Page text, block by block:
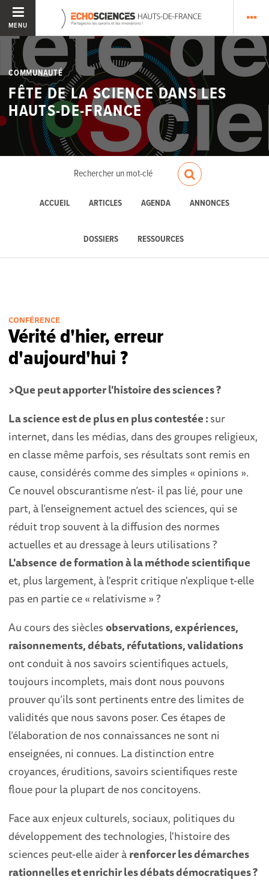
MENU
COMMUNAUTÉ
FÊTE DE LA SCIENCE DANS LES
HAUTS-DE-FRANCE
ACCUEIL ARTICLES AGENDA ANNONCES
DOSSIERS RESSOURCES
CONFÉRENCE
Vérité d'hier, erreur
d'aujourd'hui ?
>Que peut apporter l'histoire des sciences ?
Lascience est de plus en plus contestée :sur
internet, dans les médias, dans des groupes religieux,
en classe même parfois, ses résultats sont remis en
cause, considérés comme des simples « opinions ».
Ce nouvel obscurantisme n’est- il pas lié, pour une
part, à l’enseignement actuel des sciences, qui se
réduit trop souvent à la diffusion des normes
actuelles et au dressage à leurs utilisations ?
L'absencede formation à la méthode scientifique
et, plus largement, à l'esprit critique n'explique t-elle
pas en partie ce « relativisme » ?
Au cours des sièclesobservations, expériences,
raisonnements, débats, réfutations, validations
ont conduit à nos savoirs scientifiques actuels,
toujours incomplets, mais dont nous pouvons
prouver qu’ils sont pertinents entre des limites de
validités que nous savons poser. Ces étapes de
l’élaboration de nos connaissances ne sont ni
enseignées, ni connues. La distinction entre
croyances, éruditions, savoirs scientifiques reste
floue pour la plupart de nos concitoyens.
Face aux enjeux culturels, sociaux, politiques du
développement des technologies, l'histoire des
sciences peut-elle aider àrenforcer les démarches
rationnelles et enrichir les débats démocratiques ?